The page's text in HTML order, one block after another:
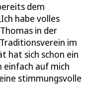
dem
habe volles
in der
im
hat sich schon ein
einfach auf mich
stimmungsvolle